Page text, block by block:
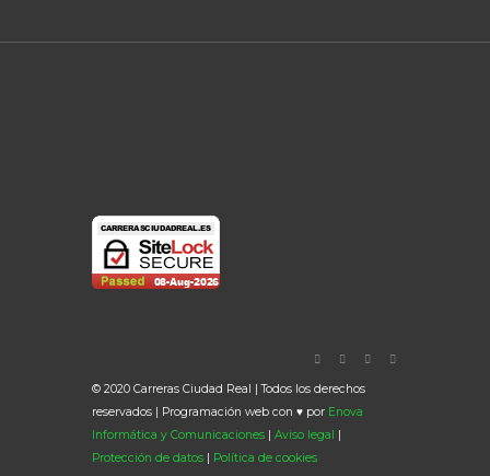
© 2020 Carreras Ciudad Real | Todos los derechos
reservados | Programación web con ♥ por Enova
Informática y Comunicaciones
Aviso legal
Protección de datos
Política de cookies